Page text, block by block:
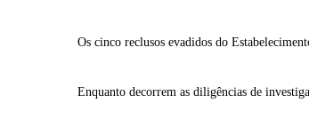
Os cinco reclusos evadidos do
Enquanto decorrem as diligências de